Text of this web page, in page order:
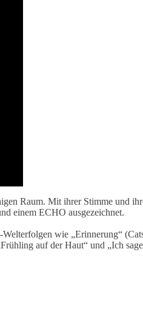
Raum. Mit ihrer Stimme und
einem ECHO ausgezeichnet.
wie „Erinnerung“
auf der Haut“ und „Ich